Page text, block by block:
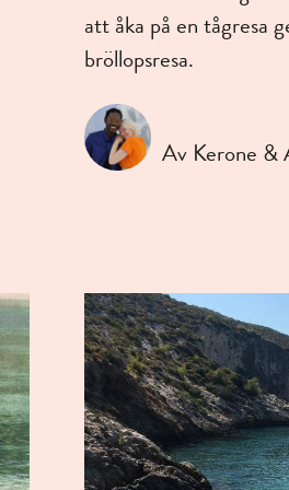
att åka på en tågresa
bröllopsresa.
Av Kerone &